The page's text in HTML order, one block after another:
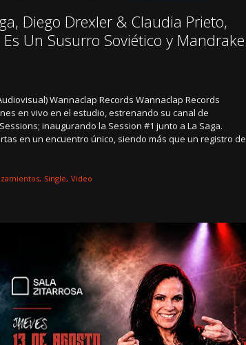
Diego Drexler & Claudia Prieto,
Un Susurro Soviético y Mandrake
Wannaclap Records Wannaclap Records
en vivo en el estudio, estrenando su canal de
inaugurando la Session #1 junto a La Saga.
en un encuentro único, siendo más que un registro de
Single Video